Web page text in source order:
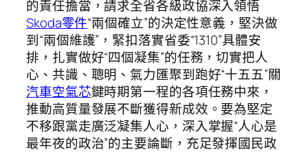
的責任擔當，請求全省各級政協深入領悟
Skoda零件“兩個確立”的決定性意義，堅決做
到“兩個維護”，緊扣落實省委“1310”具體安
排，扎實做好“四個凝集”的任務，切實把人
心、共識、聰明、氣力匯聚到跑好“十五五”關
汽車空氣芯鍵時期第一程的各項任務中來，
推動高質量發展不斷獲得新成效。要為堅定
不移跟黨走廣泛凝集人心，深入掌握“人心是
最年夜的政治”的主要論斷，充足發揮國民政